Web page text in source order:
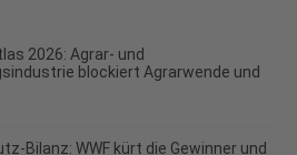
2026: Agrar- und
blockiert Agrarwende und
Bilanz: WWF kürt die Gewinner und